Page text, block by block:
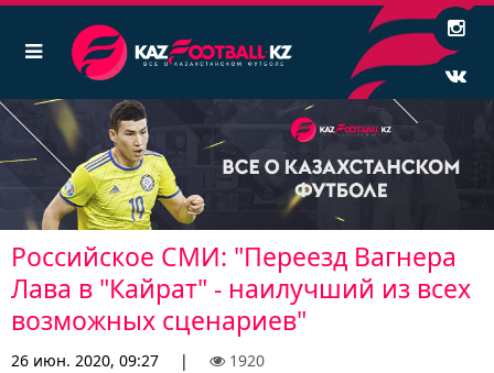
Российское СМИ: "Переезд Вагнера
Лава в "Кайрат" - наилучший из всех
возможных сценариев"
26 июн. 2020, 09:27 | 1920